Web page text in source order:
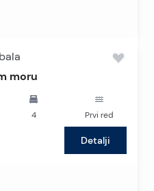
moru
4 Prvi red
Detalji